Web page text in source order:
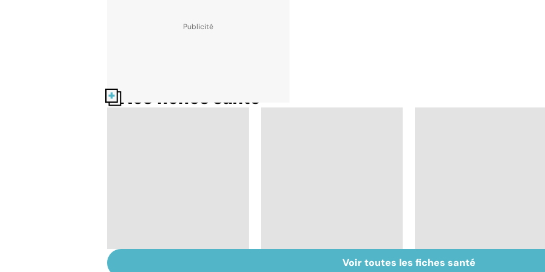
Nos fiches santé
Inflammation des Suicide : prévenir le
Voir toutes les fiches santé